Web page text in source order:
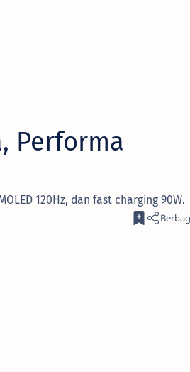
Performa
120Hz, dan fast charging 90W.